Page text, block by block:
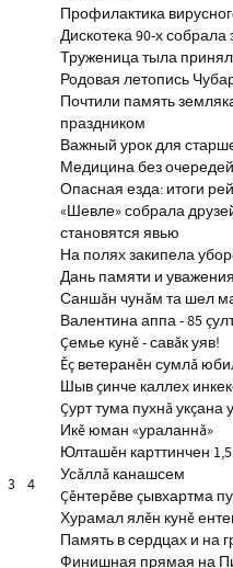
3 4
Профилактика
Дискотека 90-х
Труженица тыла
Родовая летопись
Почтили память
праздником
Важный урок для
Медицина без
Опасная езда: итоги
«Шевле» собрала
становятся явью
На полях закипела
Дань памяти и
Саншăн чунăм та шел
Валентина аппа - 85
Çемье кунĕ - савăк уяв!
Ĕç ветеранĕн сумлă
Шыв çинче каллех
Çурт тума пухнă укçана
Икĕ юман «ураланнă»
Юлташĕн карттинчен
Усăллă канашсем
Çĕнтерĕве çывхартма
Хурамал ялĕн кунĕ
Память в сердцах и на
Финишная прямая на